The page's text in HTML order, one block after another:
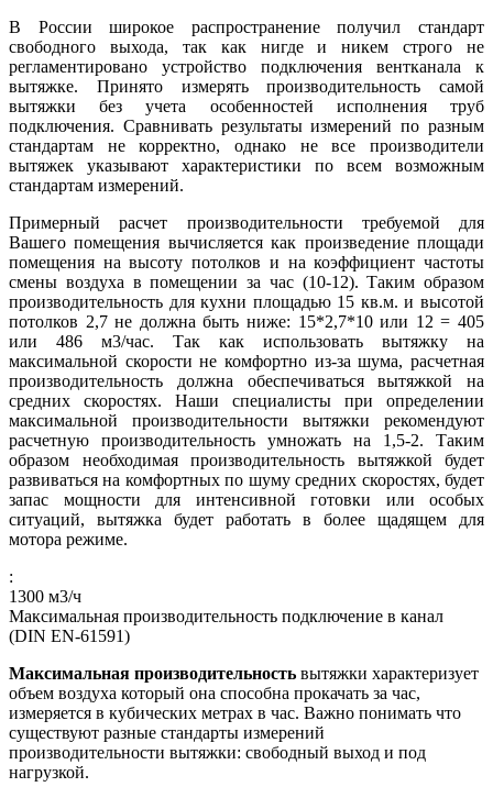
В России широкое распространение получил стандарт
свободного выхода, так как нигде и никем строго не
регламентировано устройство подключения вентканала к
вытяжке. Принято измерять производительность самой
вытяжки без учета особенностей исполнения труб
подключения. Сравнивать результаты измерений по разным
стандартам не корректно, однако не все производители
вытяжек указывают характеристики по всем возможным
стандартам измерений.
Примерный расчет производительности требуемой для
Вашего помещения вычисляется как произведение площади
помещения на высоту потолков и на коэффициент частоты
смены воздуха в помещении за час (10-12). Таким образом
производительность для кухни площадью 15 кв.м. и высотой
потолков 2,7 не должна быть ниже: 15*2,7*10 или 12 = 405
или 486 м3/час. Так как использовать вытяжку на
максимальной скорости не комфортно из-за шума, расчетная
производительность должна обеспечиваться вытяжкой на
средних скоростях. Наши специалисты при определении
максимальной производительности вытяжки рекомендуют
расчетную производительность умножать на 1,5-2. Таким
образом необходимая производительность вытяжкой будет
развиваться на комфортных по шуму средних скоростях, будет
запас мощности для интенсивной готовки или особых
ситуаций, вытяжка будет работать в более щадящем для
мотора режиме.
:
1300 м3/ч
Максимальная производительность подключение в канал
(DIN EN-61591)
Максимальная производительность вытяжки характеризует
объем воздуха который она способна прокачать за час,
измеряется в кубических метрах в час. Важно понимать что
существуют разные стандарты измерений
производительности вытяжки: свободный выход и под
нагрузкой.